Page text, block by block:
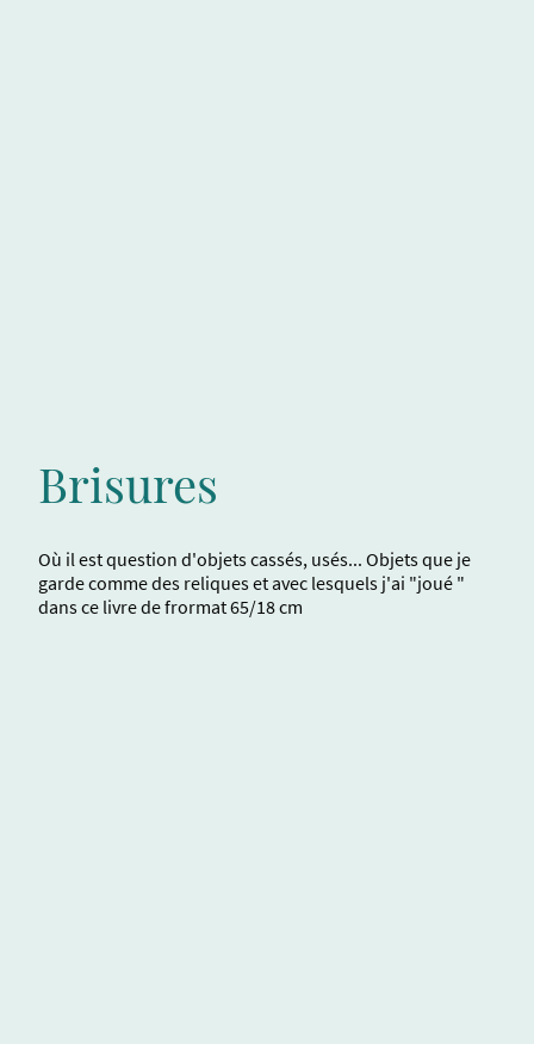
Brisures
Où il est question d'objets cassés, usés... Objets que je
garde comme des reliques et avec lesquels j'ai "joué "
dans ce livre de frormat 65/18 cm